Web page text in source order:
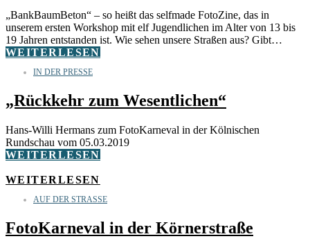
„BankBaumBeton“ – so heißt das selfmade FotoZine, das in
unserem ersten Workshop mit elf Jugendlichen im Alter von 13 bis
19 Jahren entstanden ist. Wie sehen unsere Straßen aus? Gibt…
WEITERLESEN
IN DER PRESSE
„Rückkehr zum Wesentlichen“
Hans-Willi Hermans zum FotoKarneval in der Kölnischen
Rundschau vom 05.03.2019
WEITERLESEN
WEITERLESEN
AUF DER STRASSE
FotoKarneval in der Körnerstraße